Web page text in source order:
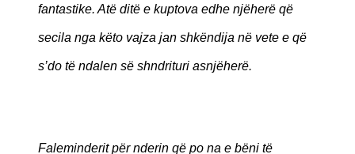
fantastike. Atë ditë e kuptova edhe njëherë që
secila nga këto vajza jan shkëndija në vete e që
s’do të ndalen së shndrituri asnjëherë.
Faleminderit për nderin që po na e bëni të